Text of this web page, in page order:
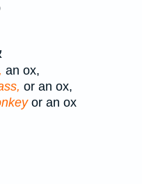
an ox,
or an ox,
or an ox